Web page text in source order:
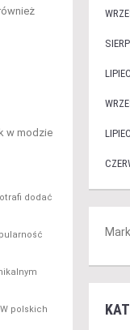
w modzie
dodać
polskich